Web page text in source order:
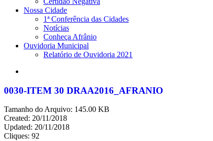
Nossa Cidade
1ª Conferência das Cidades
Notícias
Conheça Afrânio
Ouvidoria Municipal
Relatório de Ouvidoria 2021
0030-ITEM 30 DRAA2016_AFRANIO
Tamanho do Arquivo: 145.00 KB
Created: 20/11/2018
Updated: 20/11/2018
Cliques: 92